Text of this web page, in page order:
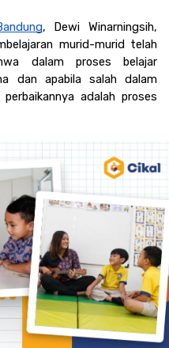
, Dewi Winarningsih,
murid-murid telah
dalam proses belajar
dan apabila salah dalam
adalah proses